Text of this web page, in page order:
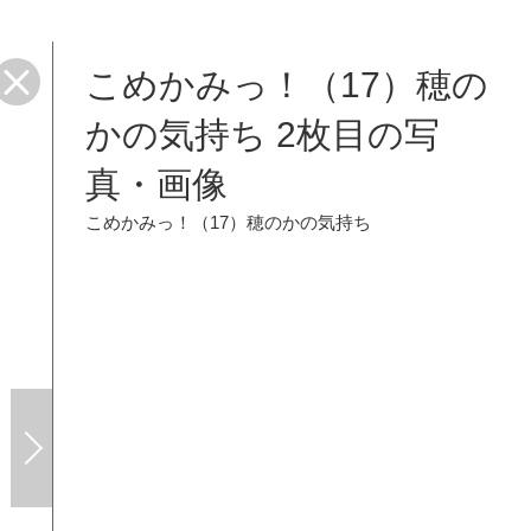
こめかみっ！（17）穂の
かの気持ち 2枚目の写
真・画像
こめかみっ！（17）穂のかの気持ち